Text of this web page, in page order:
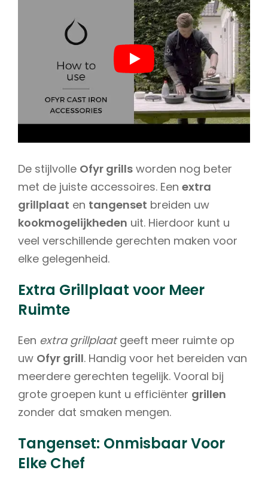
De stijlvolle Ofyr grills worden nog beter
met de juiste accessoires. Een extra
grillplaat en tangenset breiden uw
kookmogelijkheden uit. Hierdoor kunt u
veel verschillende gerechten maken voor
elke gelegenheid.
Extra Grillplaat voor Meer
Ruimte
Een extra grillplaatgeeft meer ruimte op
uw Ofyr grill. Handig voor het bereiden van
meerdere gerechten tegelijk. Vooral bij
grote groepen kunt u efficiënter grillen
zonder dat smaken mengen.
Tangenset: Onmisbaar Voor
Elke Chef